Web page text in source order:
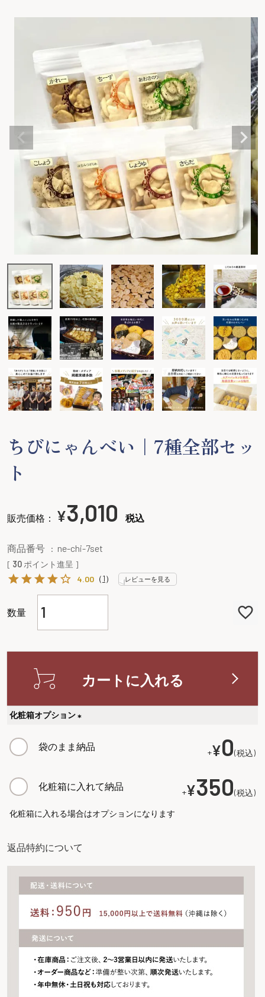
ちびにゃんべい｜7種全部セッ
ト
販売価格： ¥3,010 税込
商品番号 ne-chi-7set
[ 30ポイント進呈 ]
4.00（1） レビューを見る
カートに入れる
化粧箱オプション
必
袋のまま納品 +¥0 税込
化粧箱に入れて納品 +¥350 税込
化粧箱に入れる場合はオプションになります
返品特約について